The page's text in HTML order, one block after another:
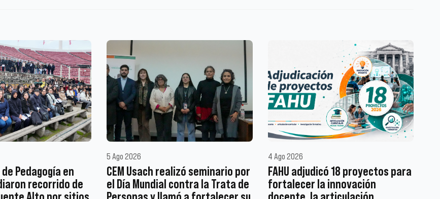
Pedagogía en
recorrido de
5 Ago 2026
CEM Usach realizó seminario por
el Día Mundial contra la Trata de
4 Ago 2026
FAHU adjudicó 18 proyectos para
fortalecer la innovación